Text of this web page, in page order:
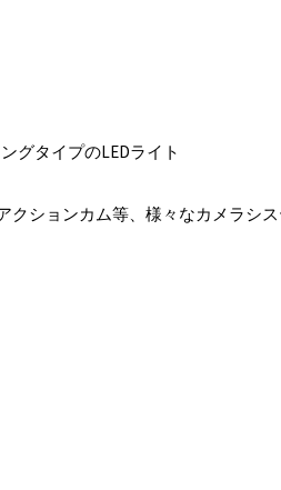
グタイプのLEDライト
クションカム等、様々なカメラシス